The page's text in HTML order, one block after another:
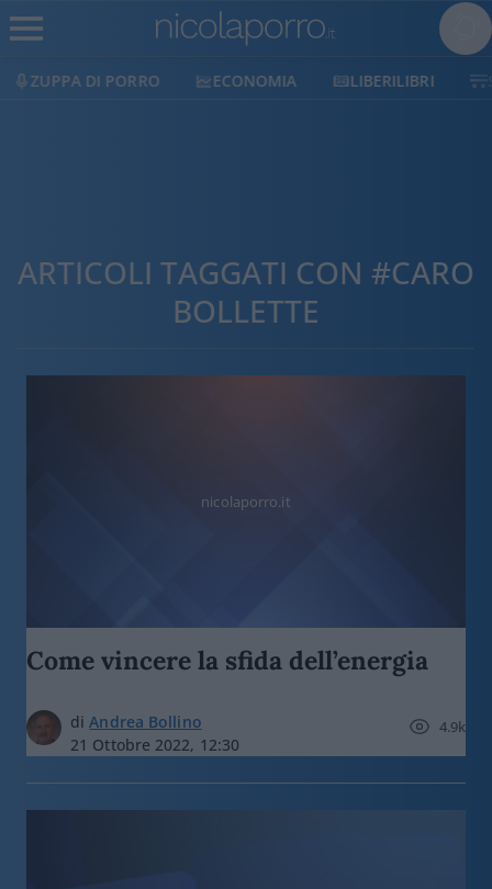
ECONOMIA LIBERILIBRI SHOP SOSTIENICI
ARTICOLI TAGGATI CON #CARO
BOLLETTE
nicolaporro.it
Come vincere la sfida dell’energia
diAndrea Bollino
21 Ottobre 2022, 12:30
4.9k